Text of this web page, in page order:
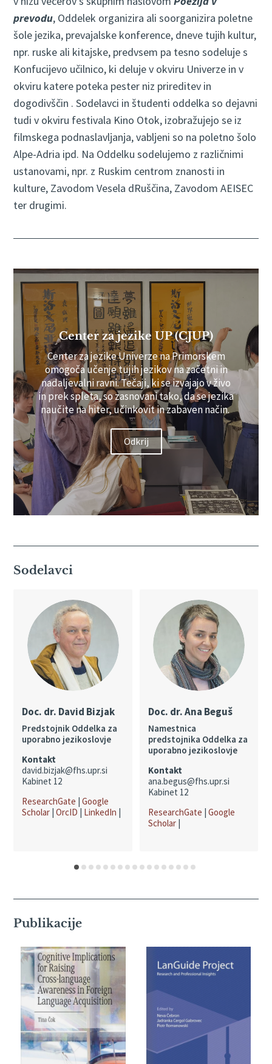
prevodu, Oddelek organizira ali soorganizira poletne
šole jezika, prevajalske konference, dneve tujih kultur,
npr. ruske ali kitajske, predvsem pa tesno sodeluje s
Konfucijevo učilnico, ki deluje v okviru Univerze in v
okviru katere poteka pester niz prireditev in
dogodivščin . Sodelavci in študenti oddelka so dejavni
tudi v okviru festivala Kino Otok, izobražujejo se iz
filmskega podnaslavljanja, vabljeni so na poletno šolo
Alpe-Adria ipd. Na Oddelku sodelujemo z različnimi
ustanovami, npr. z Ruskim centrom znanosti in
kulture, Zavodom Vesela dRuščina, Zavodom AEISEC
ter drugimi.
Center za jezike UP (CJUP)
Center za jezike Univerze na Primorskem
omogoča učenje tujih jezikov na začetni in
nadaljevalni ravni. Tečaji, ki se izvajajo v živo
in prek spleta, so zasnovani tako, da se jezika
naučite na hiter, učinkovit in zabaven način.
Odkrij
Sodelavci
Doc. dr. David Bizjak
Predstojnik Oddelka za
uporabno jezikoslovje
Kontakt
david.bizjak@fhs.upr.si
Kabinet 12
ResearchGate |Google
Scholar |OrcID LinkedIn
Doc. dr. Ana Beguš
Namestnica
predstojnika Oddelka za
uporabno jezikoslovje
Kontakt
ana.begus@fhs.upr.si
Kabinet 12
ResearchGate Google
Scholar|
Publikacije